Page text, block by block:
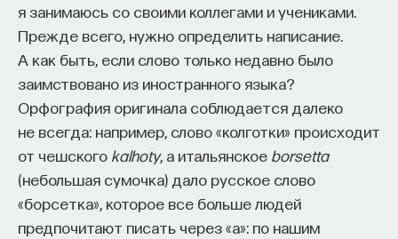
я занимаюсь со своими коллегами и учениками.
Прежде всего, нужно определить написание.
А как быть, если слово только недавно было
заимствовано из иностранного языка?
Орфография оригинала соблюдается далеко
не всегда: например, слово «колготки» происходит
от чешского kalhoty, а итальянское borsetta
(небольшая сумочка) дало русское слово
«борсетка», которое все больше людей
предпочитают писать через «а»: по нашим
БИОЛОГИЯ
1298 публикаций
ЕСТЕСТВЕННЫЕ НАУКИ ЖУРНАЛ
ХИМИЯ МЕЖДУ НЕЙРОНАМИ
рудники, где добывают серебро. Кроме серебра
там, в глубине, какие-то драгоценные камни.
И выясняется, что все эти камни, все эти
металлы, руды, травы тоже представляют собой
строе греческой мифологии.
Там мы обнаруживаем для каждого дерева, для
каждой травки имя мифологического персонажа,
и этот мифологический персонаж оказывается